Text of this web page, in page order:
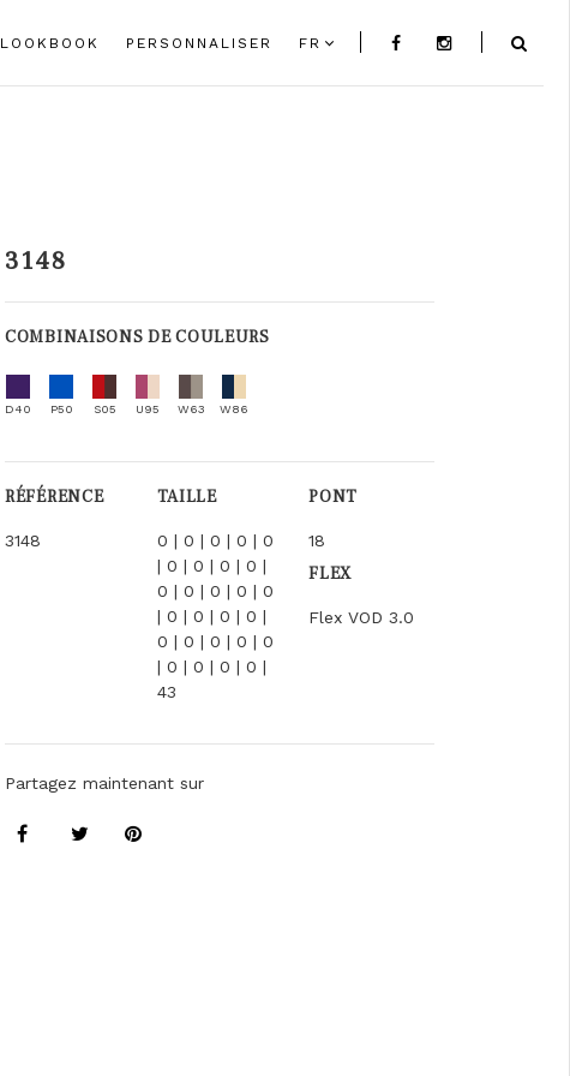
LOOKBOOK PERSONNALISER FR
3148
COMBINAISONS DE COULEURS
D40 P50 S05 U95 W63 W86
RÉFÉRENCE
3148
TAILLE
0 | 0 | 0 | 0 | 0
| 0 | 0 | 0 | 0 |
0 | 0 | 0 | 0 | 0
| 0 | 0 | 0 | 0 |
0 | 0 | 0 | 0 | 0
| 0 | 0 | 0 | 0 |
43
PONT
18
FLEX
Flex VOD 3.0
Partagez maintenant sur